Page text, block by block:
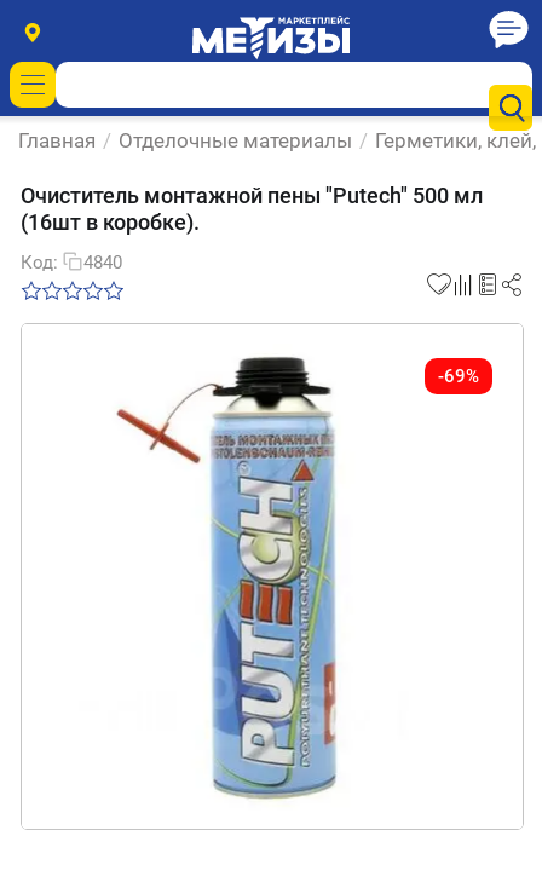
Главная / Отделочные материалы / Герметики, клей,
Очиститель монтажной пены "Putech" 500 мл
(16шт в коробке).
Код: 4840
-69%